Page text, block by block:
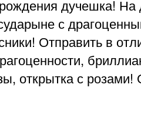
дучешка! На
с
Отправить в
открытка с